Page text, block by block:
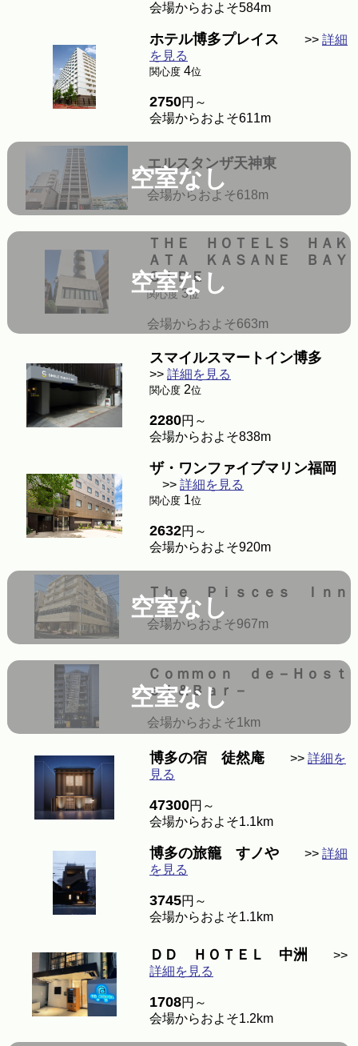
会場からおよそ584m
ホテル博多プレイス >> 詳細
を見る
関心度 4位
2750円～
会場からおよそ611m
空室なし
エルスタンザ天神東
会場からおよそ618m
空室なし
ＴＨＥ ＨＯＴＥＬＳ ＨＡＫ
ＡＴＡ ＫＡＳＡＮＥ ＢＡＹ
ＳＩＤＥ
関心度 3位
会場からおよそ663m
スマイルスマートイン博多
>> 詳細を見る
関心度 2位
2280円～
会場からおよそ838m
ザ・ワンファイブマリン福岡
>> 詳細を見る
関心度 1位
2632円～
会場からおよそ920m
空室なし
Ｔｈｅ Ｐｉｓｃｅｓ Ｉｎｎ
会場からおよそ967m
空室なし
Ｃｏｍｍｏｎ ｄｅ－Ｈｏｓｔ
ｅｌ＆Ｂａｒ－
会場からおよそ1km
博多の宿 徒然庵 >> 詳細を
見る
47300円～
会場からおよそ1.1km
博多の旅籠 すノや >> 詳細
を見る
3745円～
会場からおよそ1.1km
ＤＤ ＨＯＴＥＬ 中洲
>>
詳細を見る
1708円～
会場からおよそ1.2km